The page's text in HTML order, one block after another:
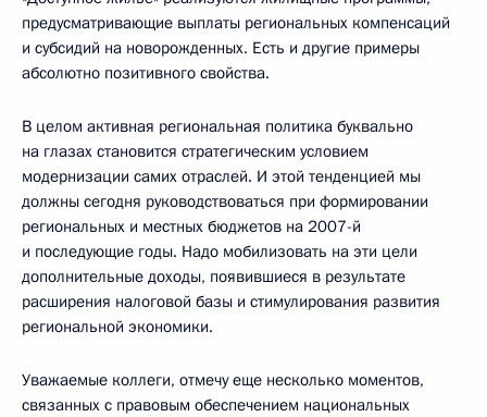
предусматривающие выплаты региональных компенсаций
и субсидий на новорожденных. Есть и другие примеры
абсолютно позитивного свойства.
В целом активная региональная политика буквально
на глазах становится стратегическим условием
модернизации самих отраслей. И этой тенденцией мы
должны сегодня руководствоваться при формировании
региональных и местных бюджетов на 2007-й
и последующие годы. Надо мобилизовать на эти цели
дополнительные доходы, появившиеся в результате
расширения налоговой базы и стимулирования развития
региональной экономики.
Уважаемые коллеги, отмечу еще несколько моментов,
связанных с правовым обеспечением национальных